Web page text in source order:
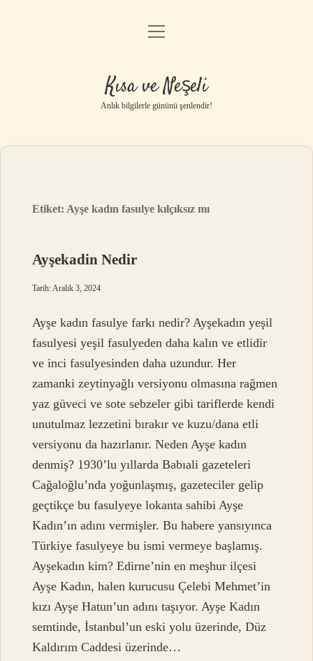
Anasayfa
Yasal Uyarı
menüyü
Kısa ve Neşeli
Anlık bilgilerle gününü şenlendir!
Etiket: Ayşe kadın fasulye kılçıksız mı
Ayşekadin Nedir
Tarih: Aralık 3, 2024
Ayşe kadın fasulye farkı nedir? Ayşekadın yeşil
fasulyesi yeşil fasulyeden daha kalın ve etlidir
ve inci fasulyesinden daha uzundur. Her
zamanki zeytinyağlı versiyonu olmasına rağmen
yaz güveci ve sote sebzeler gibi tariflerde kendi
unutulmaz lezzetini bırakır ve kuzu/dana etli
versiyonu da hazırlanır. Neden Ayşe kadın
denmiş? 1930’lu yıllarda Babıali gazeteleri
Cağaloğlu’nda yoğunlaşmış, gazeteciler gelip
geçtikçe bu fasulyeye lokanta sahibi Ayşe
Kadın’ın adını vermişler. Bu habere yansıyınca
Türkiye fasulyeye bu ismi vermeye başlamış.
Ayşekadın kim? Edirne’nin en meşhur ilçesi
Ayşe Kadın, halen kurucusu Çelebi Mehmet’in
kızı Ayşe Hatun’un adını taşıyor. Ayşe Kadın
semtinde, İstanbul’un eski yolu üzerinde, Düz
Kaldırım Caddesi üzerinde…